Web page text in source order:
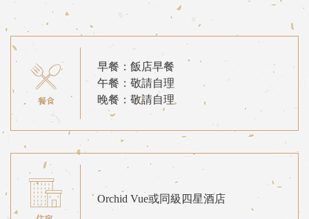
早餐：飯店早餐
午餐：敬請自理
晚餐：敬請自理
Orchid Vue或同級四星酒店